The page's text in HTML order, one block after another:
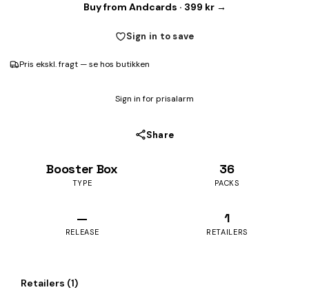
Buy from Andcards · 399 kr →
Sign in to save
Pris ekskl. fragt — se hos butikken
Sign in for prisalarm
Share
Booster Box
TYPE
36
PACKS
—
RELEASE
1
RETAILERS
Retailers (1)